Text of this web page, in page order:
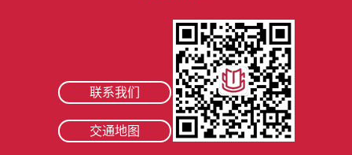
联系我们
交通地图